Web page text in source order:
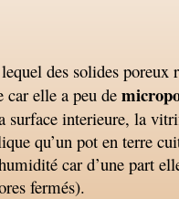
des solides
car elle a peu de
surface interieure, la
qu’un pot en terre
car d’une part
fermés).